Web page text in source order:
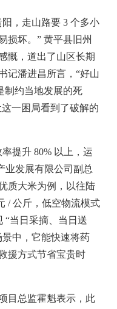
，走山路要 3 个多小
损坏。” 黄平县旧州
慨，道出了山区长期
记潘进昌所言，“好山
制约当地发展的死
一困局看到了破解的
提升 80% 以上，运
业发展有限公司副总
质大米为例，以往陆
/ 公斤，低空物流模式
“当日采摘、当日送
中，它能快速将药
援方式节省宝贵时
目总监霍魁表示，此